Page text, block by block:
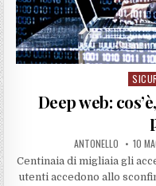
Deep web:
ANTONELLO 10
Centinaia di migliaia gli
utenti accedono allo